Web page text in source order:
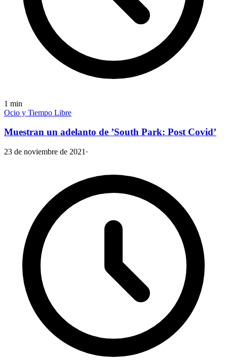
1 min
Ocio y Tiempo Libre
Muestran un adelanto de ’South Park: Post Covid’
23 de noviembre de 2021 ·